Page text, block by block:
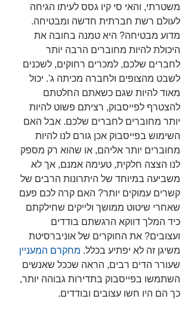
משטרתי, והאי סי קיו גסס לעיתו הגיחה
לעולם רשת חברתית חדשה ומבטיחה.
מדוע מבטיחה? היא טמנה בחובה את
היכולת להיות מחוברים הרבה יותר
לחברים שלכם, למכרים רחוקים, לשכנים
לשבט מהצופים ולחברה מכיתה ג'. יכול
מאוד להיות שגם כשאתם החלטתם
להצטרף לפייסבוק, רציתם פשוט להיות
יותר מחוברים לחברים שלכם. אבל האם
השימוש בפייסבוק אכן גורם לנו להיות
מחוברים יותר אליהם, או שהוא רק מספק
לנו הצצה חלקית, טעימה אמנם, אך לא
משביעה במיוחד של היתרונות הרבים של
קשרים עמוקים יותר? האם קרה לכם פעם
שאחרי שיטוט ממושך ולייקים שחילקתם
כיד המלך דווקא הרגשתם בודדים
ועצובים? את החוקרים של אוניברסיטת
משיגן זה לא יפתיע בכלל. מחקרם המעניין
שעורר הדים רבים, הראה שככל שאנשים
השתמשו בפייסבוק בתדירות גבוהה יותר,
כך הם היו חשו עצובים ובודדים.